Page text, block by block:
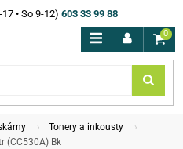
• So 9-12) 603 33 99 88
0
Tonery a inkousty
(CC530A) Bk